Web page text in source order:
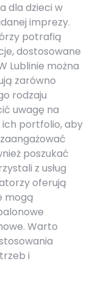
dla dzieci w
imprezy.
potrafią
dostosowane
Lublinie można
zarówno
rodzaju
uwagę na
portfolio, aby
poszukać
z usług
oferują
mogą
Warto
i